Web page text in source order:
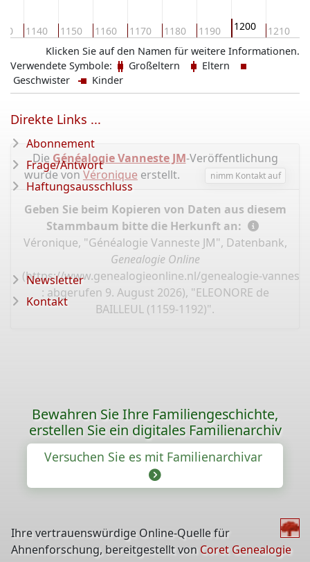
1140 1150 1160 1170 1180 1190 1200 1210
Klicken Sie auf den Namen für weitere Informationen.
Verwendete Symbole:
Großeltern
Eltern
Geschwister
Kinder
Die Généalogie Vanneste JM-Veröffentlichung
wurde von Véronique erstellt. nimm Kontakt auf
Geben Sie beim Kopieren von Daten aus diesem
Stammbaum bitte die Herkunft an:
Véronique, "Généalogie Vanneste JM", Datenbank,
Genealogie Online
(https://www.genealogieonline.nl/genealogie-
: abgerufen 9. August 2026), "ELEONORE de
BAILLEUL (1159-1192)".
Direkte Links ...
Abonnement
Frage/Antwort
Haftungsausschluss
Newsletter
Kontakt
Bewahren Sie Ihre Familiengeschichte,
erstellen Sie ein digitales Familienarchiv
Versuchen Sie es mit Familienarchivar
Ihre vertrauenswürdige Online-Quelle für
Ahnenforschung, bereitgestellt von Coret Genealogie